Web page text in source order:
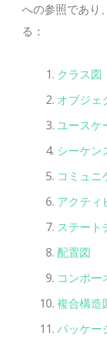
への参照であり
る：
クラス図
オブジェ
ユースケ
シーケン
コミュニ
アクティ
ステート
配置図
コンポー
複合構造
パッケー